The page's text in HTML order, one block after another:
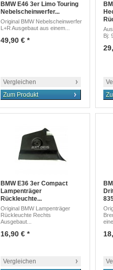
BMW E46 3er Limo Touring
Nebelscheinwerfer...
Original BMW Nebelscheinwerfer
L+R Ausgebaut aus einem...
49,90 € *
Vergleichen
Zum Produkt
Bj:
BMW E36 3er Compact
Lampenträger
Rückleuchte...
Original BMW Lampenträger
Rückleuchte Rechts
Ausgebaut...
16,90 € *
Vergleichen